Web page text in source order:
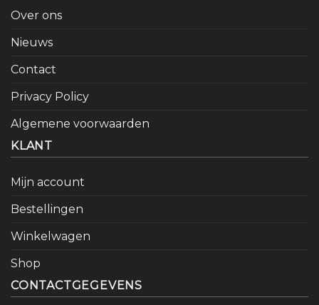
Over ons
Nieuws
Contact
Privacy Policy
Algemene voorwaarden
KLANT
Mijn account
Bestellingen
Winkelwagen
Shop
CONTACTGEGEVENS